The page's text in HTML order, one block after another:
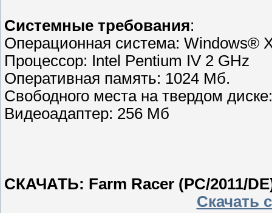
Cистемные требования:
Операционная система: Windows®
Процессор: Intel Pentium IV 2 GHz
Оперативная память: 1024 Мб.
Свободного места на твердом
Видеоадаптер: 256 Мб
СКАЧАТЬ: Farm Racer (PC/2011/
Скачать